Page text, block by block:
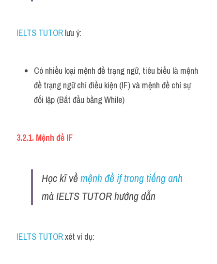
IELTS TUTOR lưu ý:
Có nhiều loại mệnh đề trạng ngữ, tiêu biểu là mệnh
đề trạng ngữ chỉ điều kiện (IF) và mệnh đề chỉ sự
đối lập (Bắt đầu bằng While)
3.2.1. Mệnh đề IF
Học kĩ về mệnh đề if trong tiếng anh
mà IELTS TUTOR hướng dẫn
IELTS TUTOR xét ví dụ: